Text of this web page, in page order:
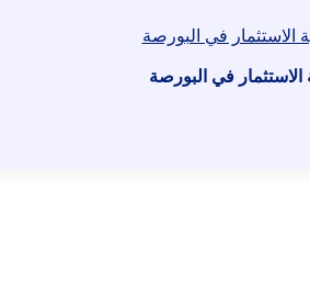
في البورصة